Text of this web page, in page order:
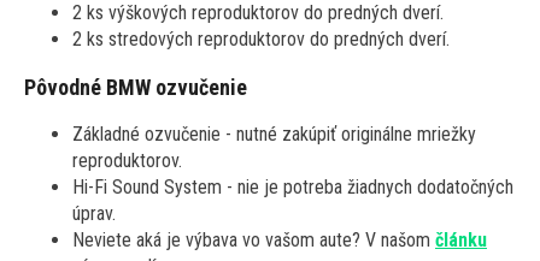
2 ks výškových reproduktorov do predných dverí.
2 ks stredových reproduktorov do predných dverí.
Pôvodné BMW ozvučenie
Základné ozvučenie - nutné zakúpiť originálne mriežky
reproduktorov.
Hi-Fi Sound System - nie je potreba žiadnych dodatočných
úprav.
Neviete aká je výbava vo vašom aute? V našom článku